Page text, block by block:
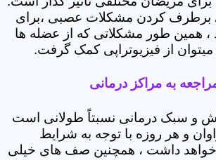
برطرف کردن مشکلات عصبی ،برای
همین طور مشکلاتی که از عضله ها
از فیزیوتراپی کمک گرفت.
به مراکز درمانی
و سبک درمانی نسبتاً طولانی است
و هر روزه با توجه به شرایط
داشت ، همچنین صف های خیلی